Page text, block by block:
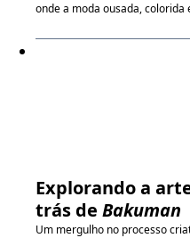
onde a moda ousada,
Explorando a
trás de Bakuman
Um mergulho no processo